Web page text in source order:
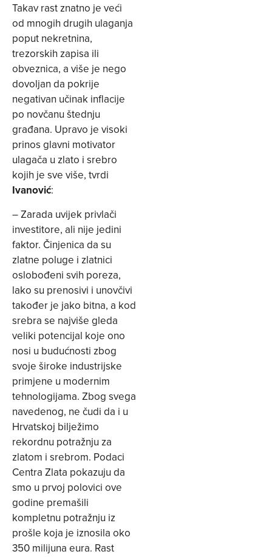
Takav rast znatno je veći
od mnogih drugih ulaganja
poput nekretnina,
trezorskih zapisa ili
obveznica, a više je nego
dovoljan da pokrije
negativan učinak inflacije
po novčanu štednju
građana. Upravo je visoki
prinos glavni motivator
ulagača u zlato i srebro
kojih je sve više, tvrdi
Ivanović:
– Zarada uvijek privlači
investitore, ali nije jedini
faktor. Činjenica da su
zlatne poluge i zlatnici
oslobođeni svih poreza,
lako su prenosivi i unovčivi
također je jako bitna, a kod
srebra se najviše gleda
veliki potencijal koje ono
nosi u budućnosti zbog
svoje široke industrijske
primjene u modernim
tehnologijama. Zbog svega
navedenog, ne čudi da i u
Hrvatskoj bilježimo
rekordnu potražnju za
zlatom i srebrom. Podaci
Centra Zlata pokazuju da
smo u prvoj polovici ove
godine premašili
kompletnu potražnju iz
prošle koja je iznosila oko
350 milijuna eura. Rast